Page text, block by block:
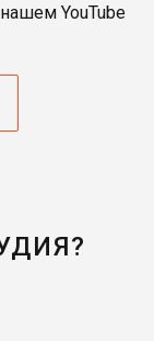
YouTube